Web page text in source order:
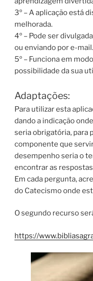
3º – A aplicação está
melhorada.
4º – Pode ser
ou enviando por e-mail.
5º – Funciona em
possibilidade da sua
Adaptações:
Para utilizar esta
dando a indicação
seria obrigatória, para
componente que
desempenho seria o
encontrar as
Em cada pergunta,
do Catecismo onde
O segundo recurso
https://